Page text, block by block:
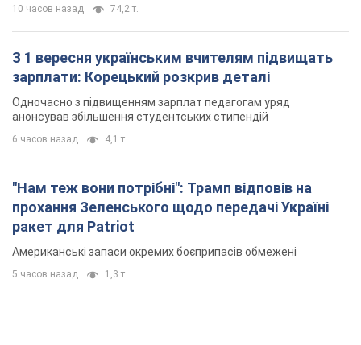
10 часов назад 74,2 т.
З 1 вересня українським вчителям підвищать
зарплати: Корецький розкрив деталі
Одночасно з підвищенням зарплат педагогам уряд
анонсував збільшення студентських стипендій
6 часов назад 4,1 т.
"Нам теж вони потрібні": Трамп відповів на
прохання Зеленського щодо передачі Україні
ракет для Patriot
Американські запаси окремих боєприпасів обмежені
5 часов назад 1,3 т.